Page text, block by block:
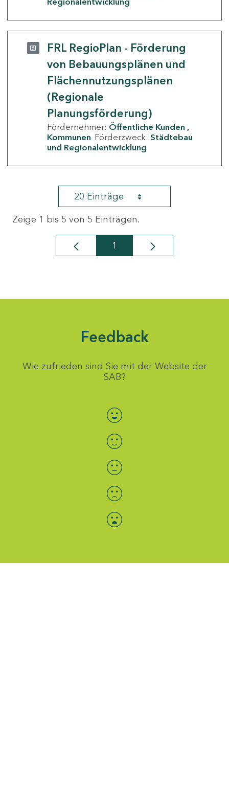
FRL RegioPlan - Förderung
von Bebauungsplänen und
Flächennutzungsplänen
(Regionale
Planungsförderung)
Fördernehmer: Öffentliche Kunden
Kommunen Förderzweck: Städtebau
und Regionalentwicklung
20 Einträge
Zeige 1 bis 5 von 5 Einträgen.
Seite
1
Feedback
Wie zufrieden sind Sie mit der Website der
SAB?
Bewertung auswählen